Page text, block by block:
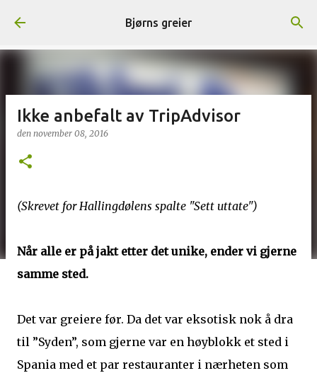
Gå til hovedinnhold
Bjørns greier
Ikke anbefalt av TripAdvisor
den november 08, 2016
(Skrevet for Hallingdølens spalte "Sett uttate")
Når alle er på jakt etter det unike, ender vi gjerne
samme sted.
Det var greiere før. Da det var eksotisk nok å dra
til ”Syden”, som gjerne var en høyblokk et sted i
Spania med et par restauranter i nærheten som